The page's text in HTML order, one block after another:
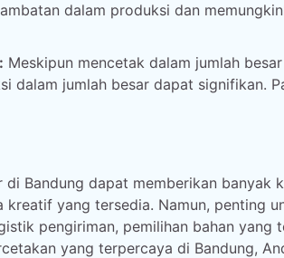
dalam produksi dan
Meskipun mencetak dalam jumlah
dalam jumlah besar dapat signifikan.
Bandung dapat memberikan banyak
yang tersedia. Namun, penting
pengiriman, pemilihan bahan yang
yang terpercaya di Bandung,